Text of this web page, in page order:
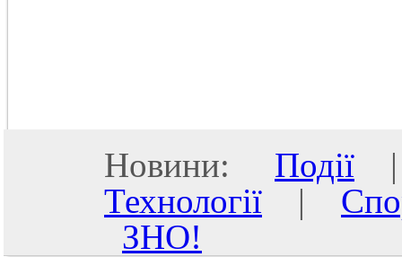
Новини: Події
Технології |
ЗНО!